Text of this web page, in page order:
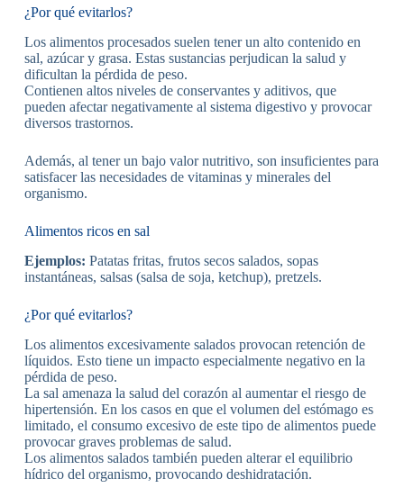
¿Por qué evitarlos?
Los alimentos procesados suelen tener un alto contenido en
sal, azúcar y grasa. Estas sustancias perjudican la salud y
dificultan la pérdida de peso.
Contienen altos niveles de conservantes y aditivos, que
pueden afectar negativamente al sistema digestivo y provocar
diversos trastornos.
Además, al tener un bajo valor nutritivo, son insuficientes para
satisfacer las necesidades de vitaminas y minerales del
organismo.
Alimentos ricos en sal
Ejemplos: Patatas fritas, frutos secos salados, sopas
instantáneas, salsas (salsa de soja, ketchup), pretzels.
¿Por qué evitarlos?
Los alimentos excesivamente salados provocan retención de
líquidos. Esto tiene un impacto especialmente negativo en la
pérdida de peso.
La sal amenaza la salud del corazón al aumentar el riesgo de
hipertensión. En los casos en que el volumen del estómago es
limitado, el consumo excesivo de este tipo de alimentos puede
provocar graves problemas de salud.
Los alimentos salados también pueden alterar el equilibrio
hídrico del organismo, provocando deshidratación.